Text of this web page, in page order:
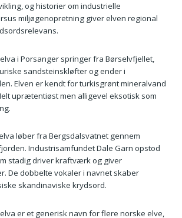
og historier om industrielle
miljøgenopretning giver elven regional
i Porsanger springer fra Børselvfjellet,
sandsteinskløfter og ender i
Elven er kendt for turkisgrønt mineralvand
uprætentiøst men alligevel eksotisk som
løber fra Bergsdalsvatnet gennem
Industrisamfundet Dale Garn opstod
stadig driver kraftværk og giver
De dobbelte vokaler i navnet skaber
skandinaviske krydsord.
er et generisk navn for flere norske elve,